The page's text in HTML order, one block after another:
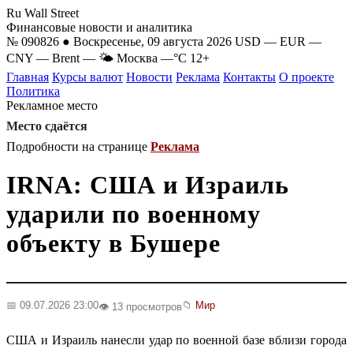
Ru Wall Street
Финансовые новости и аналитика
№ 090826 ● Воскресенье, 09 августа 2026 USD — EUR —
CNY — Brent — 🌤 Москва —°C 12+
Главная Курсы валют Новости Реклама Контакты О проекте
Политика
Рекламное место
Место сдаётся
Подробности на странице Реклама
IRNA: США и Израиль
ударили по военному
объекту в Бушере
📅 09.07.2026 23:00👁️ 13 просмотров📁 Мир
США и Израиль нанесли удар по военной базе вблизи города